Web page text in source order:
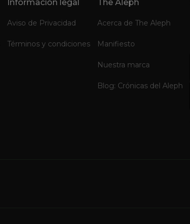
Información legal
Aviso de Privacidad
Términos y condiciones
The Aleph
Acerca de The Aleph
Manifiesto
Nuestra marca
Blog: Crónicas del Aleph